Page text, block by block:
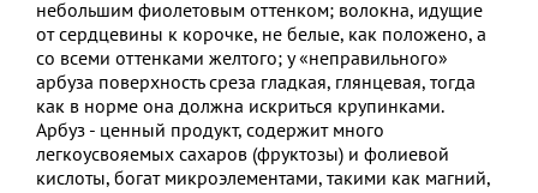
небольшим фиолетовым оттенком; волокна, идущие
от сердцевины к корочке, не белые, как положено, а
со всеми оттенками желтого; у «неправильного»
арбуза поверхность среза гладкая, глянцевая, тогда
как в норме она должна искриться крупинками.
Арбуз - ценный продукт, содержит много
легкоусвояемых сахаров (фруктозы) и фолиевой
кислоты, богат микроэлементами, такими как магний,